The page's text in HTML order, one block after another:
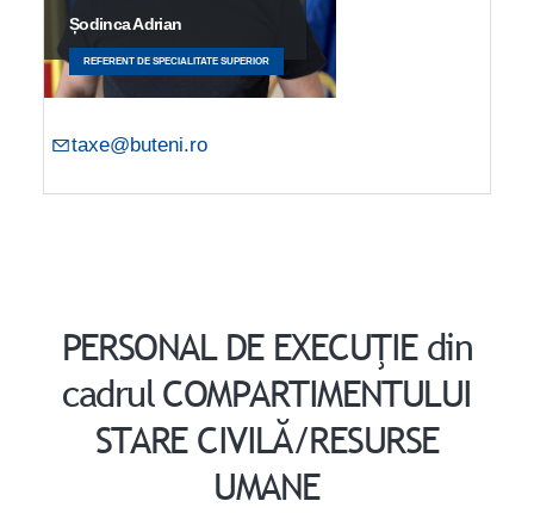
Șodinca Adrian
REFERENT DE SPECIALITATE SUPERIOR
taxe@buteni.ro
PERSONAL DE EXECUŢIE din
cadrul COMPARTIMENTULUI
STARE CIVILĂ/RESURSE
UMANE